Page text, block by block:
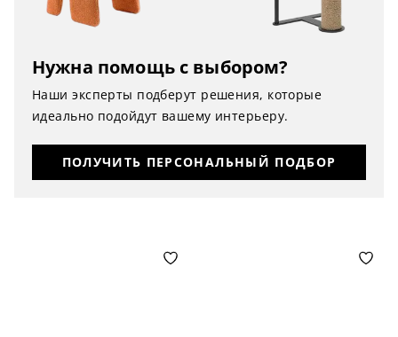
Нужна помощь с выбором?
Наши эксперты подберут решения, которые
идеально подойдут вашему интерьеру.
ПОЛУЧИТЬ ПЕРСОНАЛЬНЫЙ ПОДБОР